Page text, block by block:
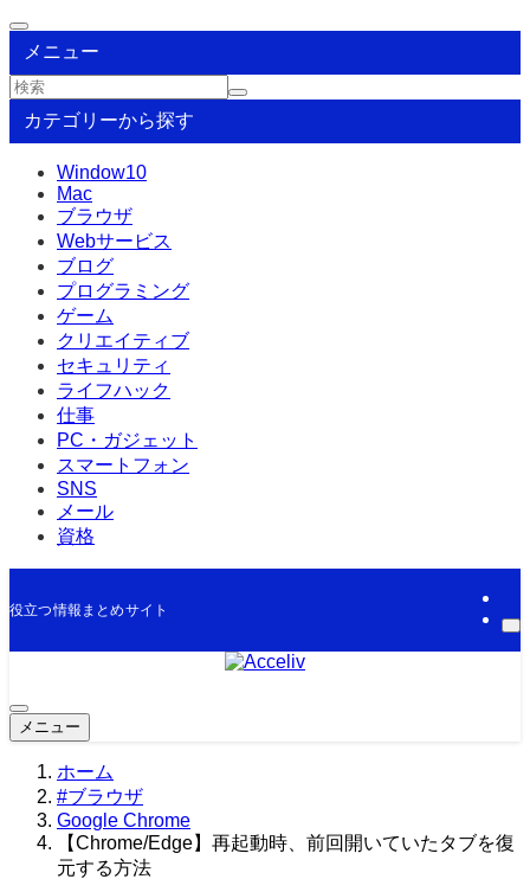
メニュー
カテゴリーから探す
Window10
Mac
ブラウザ
Webサービス
ブログ
プログラミング
ゲーム
クリエイティブ
セキュリティ
ライフハック
仕事
PC・ガジェット
スマートフォン
SNS
メール
資格
役立つ情報まとめサイト
メニュー
ホーム
#ブラウザ
Google Chrome
【Chrome/Edge】再起動時、前回開いていたタブを復
元する方法